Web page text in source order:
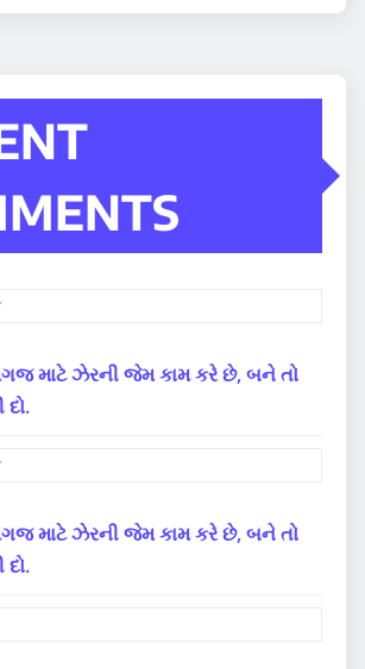
માટે ઝેરની જેમ કામ કરે છે, બને તો
માટે ઝેરની જેમ કામ કરે છે, બને તો